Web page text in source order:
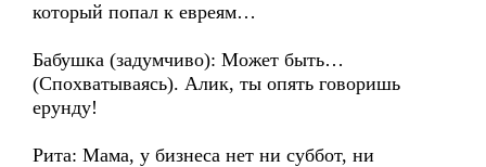
который попал к евреям…
Бабушка (задумчиво): Может быть…
(Спохватываясь). Алик, ты опять говоришь
ерунду!
Рита: Мама, у бизнеса нет ни суббот, ни